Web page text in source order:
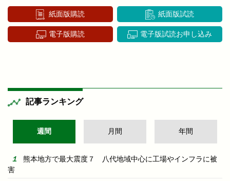
紙面版購読 紙面版試読
電子版購読 電子版試読お申し込み
記事ランキング
週間 月間 年間
熊本地方で最大震度７ 八代地域中心に工場やインフラに被
害